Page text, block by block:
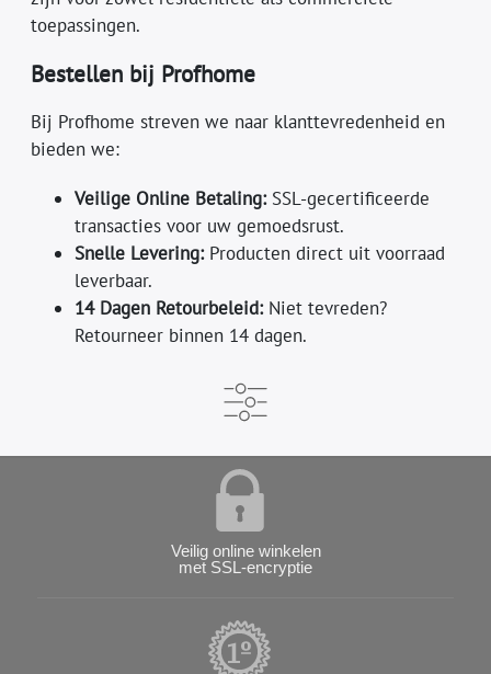
toepassingen.
Bestellen bij Profhome
Bij Profhome streven we naar klanttevredenheid en
bieden we:
Veilige Online Betaling:SSL-gecertificeerde
transacties voor uw gemoedsrust.
Snelle Levering:Producten direct uit voorraad
leverbaar.
14 Dagen Retourbeleid:Niet tevreden?
Retourneer binnen 14 dagen.
Veilig online winkelen
met SSL-encryptie